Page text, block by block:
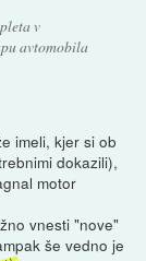
v
avtomobila
imeli, kjer si ob
dokazili),
motor
vnesti "nove"
še vedno je